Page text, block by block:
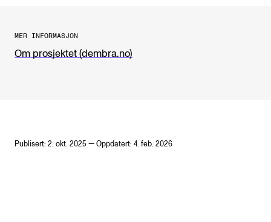
MER INFORMASJON
Om prosjektet (dembra.no)
Publisert: 2. okt. 2025 — Oppdatert: 4. feb. 2026